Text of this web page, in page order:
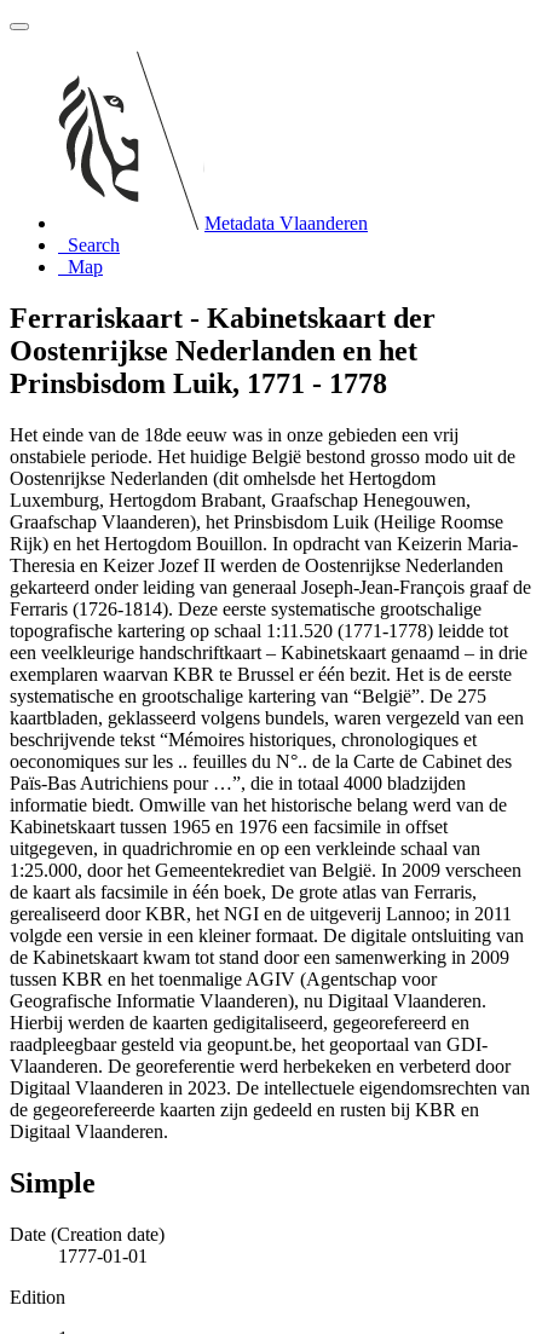
Metadata Vlaanderen
Search
Map
Ferrariskaart - Kabinetskaart der
Oostenrijkse Nederlanden en het
Prinsbisdom Luik, 1771 - 1778
Het einde van de 18de eeuw was in onze gebieden een vrij
onstabiele periode. Het huidige België bestond grosso modo uit de
Oostenrijkse Nederlanden (dit omhelsde het Hertogdom
Luxemburg, Hertogdom Brabant, Graafschap Henegouwen,
Graafschap Vlaanderen), het Prinsbisdom Luik (Heilige Roomse
Rijk) en het Hertogdom Bouillon. In opdracht van Keizerin Maria-
Theresia en Keizer Jozef II werden de Oostenrijkse Nederlanden
gekarteerd onder leiding van generaal Joseph-Jean-François graaf de
Ferraris (1726-1814). Deze eerste systematische grootschalige
topografische kartering op schaal 1:11.520 (1771-1778) leidde tot
een veelkleurige handschriftkaart – Kabinetskaart genaamd – in drie
exemplaren waarvan KBR te Brussel er één bezit. Het is de eerste
systematische en grootschalige kartering van “België”. De 275
kaartbladen, geklasseerd volgens bundels, waren vergezeld van een
beschrijvende tekst “Mémoires historiques, chronologiques et
oeconomiques sur les .. feuilles du N°.. de la Carte de Cabinet des
Païs-Bas Autrichiens pour …”, die in totaal 4000 bladzijden
informatie biedt. Omwille van het historische belang werd van de
Kabinetskaart tussen 1965 en 1976 een facsimile in offset
uitgegeven, in quadrichromie en op een verkleinde schaal van
1:25.000, door het Gemeentekrediet van België. In 2009 verscheen
de kaart als facsimile in één boek, De grote atlas van Ferraris,
gerealiseerd door KBR, het NGI en de uitgeverij Lannoo; in 2011
volgde een versie in een kleiner formaat. De digitale ontsluiting van
de Kabinetskaart kwam tot stand door een samenwerking in 2009
tussen KBR en het toenmalige AGIV (Agentschap voor
Geografische Informatie Vlaanderen), nu Digitaal Vlaanderen.
Hierbij werden de kaarten gedigitaliseerd, gegeorefereerd en
raadpleegbaar gesteld via geopunt.be, het geoportaal van GDI-
Vlaanderen. De georeferentie werd herbekeken en verbeterd door
Digitaal Vlaanderen in 2023. De intellectuele eigendomsrechten van
de gegeorefereerde kaarten zijn gedeeld en rusten bij KBR en
Digitaal Vlaanderen.
Simple
Date (Creation date)
1777-01-01
Edition